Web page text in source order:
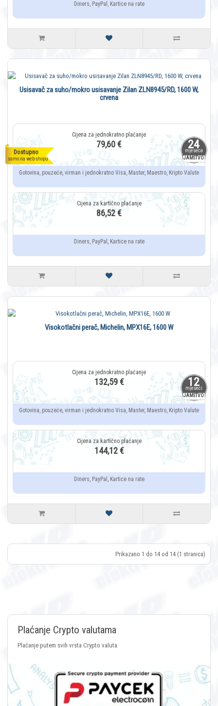
Diners, PayPal, Kartice na rate
24
mjeseca
JAMSTVO
Dostupno
samo na web-shopu
Usisavač za suho/mokro usisavanje Zilan ZLN8945/RD, 1600 W,
crvena
79,60 €
Gotovina, pouzeće, virman i jednokratno Visa, Master, Maestro, Kripto Valute
86,52 €
Diners, PayPal, Kartice na rate
12
mjeseci
JAMSTVO
Visokotlačni perač, Michelin, MPX16E, 1600 W
132,59 €
Gotovina, pouzeće, virman i jednokratno Visa, Master, Maestro, Kripto Valute
144,12 €
Diners, PayPal, Kartice na rate
Prikazano 1 do 14 od 14 (1 stranica)
Plaćanje Crypto valutama
Plaćanje putem svih vrsta Crypto valuta